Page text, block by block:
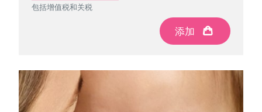
包括增值税和关税
添加
包括增值税和关税
添加
包括增值税和关税
添加